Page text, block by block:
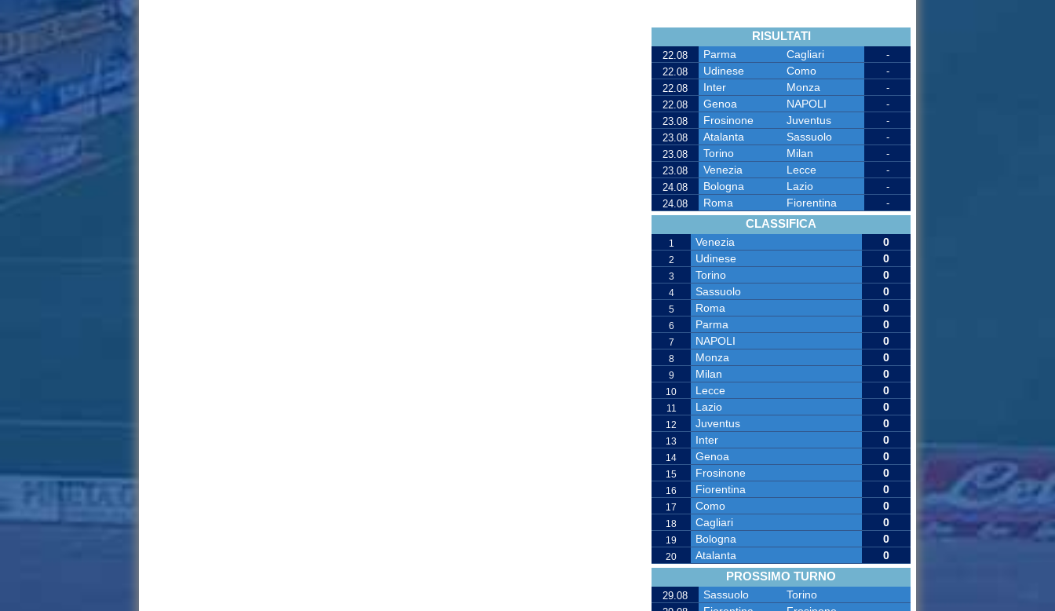
RISULTATI
22.08 Parma Cagliari
-
22.08
Udinese Como
-
22.08
Inter Monza
-
22.08
Genoa NAPOLI
-
23.08
Frosinone Juventus
-
23.08
Atalanta Sassuolo
-
23.08
Torino Milan
-
23.08
Venezia Lecce
-
24.08
Bologna Lazio
-
24.08
Roma Fiorentina -
CLASSIFICA
1 Venezia 0
2 Udinese 0
3 Torino 0
4 Sassuolo 0
5 Roma 0
6 Parma 0
7 NAPOLI 0
8 Monza 0
9 Milan 0
10 Lecce 0
11 Lazio 0
12 Juventus 0
13 Inter 0
14 Genoa 0
15 Frosinone 0
16 Fiorentina 0
17 Como 0
18 Cagliari 0
19 Bologna 0
20 Atalanta 0
PROSSIMO TURNO
29.08 Sassuolo Torino